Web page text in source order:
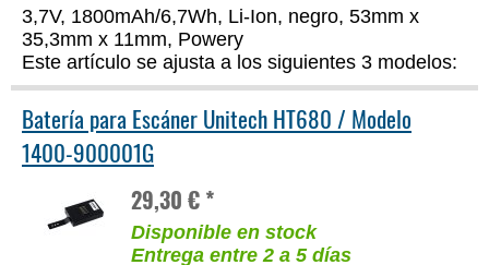
3,7V, 1800mAh/6,7Wh, Li-Ion, negro, 53mm x
35,3mm x 11mm, Powery
Este artículo se ajusta a los siguientes 3 modelos:
Batería para Escáner Unitech HT680 / Modelo
1400-900001G
29,30 € *
Disponible en stock
Entrega entre 2 a 5 días